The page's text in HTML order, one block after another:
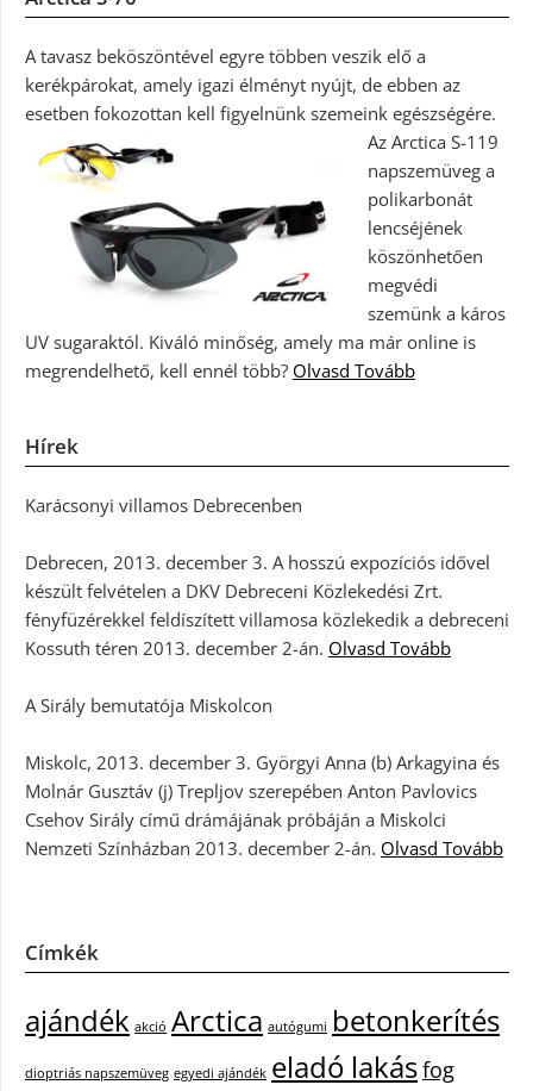
A tavasz beköszöntével egyre többen veszik elő a
kerékpárokat, amely igazi élményt nyújt, de ebben az
esetben fokozottan kell figyelnünk szemeink egészségére.
Az Arctica S-119
napszemüveg a
polikarbonát
lencséjének
köszönhetően
megvédi
szemünk a káros
UV sugaraktól. Kiváló minőség, amely ma már online is
megrendelhető, kell ennél több? Olvasd Tovább
Hírek
Karácsonyi villamos Debrecenben
Debrecen, 2013. december 3. A hosszú expozíciós idővel
készült felvételen a DKV Debreceni Közlekedési Zrt.
fényfüzérekkel feldíszített villamosa közlekedik a debreceni
Kossuth téren 2013. december 2-án. Olvasd Tovább
A Sirály bemutatója Miskolcon
Miskolc, 2013. december 3. Györgyi Anna (b) Arkagyina és
Molnár Gusztáv (j) Trepljov szerepében Anton Pavlovics
Csehov Sirály című drámájának próbáján a Miskolci
Nemzeti Színházban 2013. december 2-án. Olvasd Tovább
Címkék
ajándék akció Arctica autógumi betonkerítés
dioptriás napszemüveg egyedi ajándék eladó lakásfog